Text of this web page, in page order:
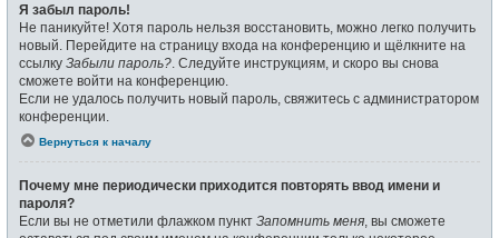
Я забыл пароль!
Не паникуйте! Хотя пароль нельзя восстановить, можно легко получить
новый. Перейдите на страницу входа на конференцию и щёлкните на
ссылку Забыли пароль? . Следуйте инструкциям, и скоро вы снова
сможете войти на конференцию.
Если не удалось получить новый пароль, свяжитесь с администратором
конференции.
Вернуться к началу
Почему мне периодически приходится повторять ввод имени и
пароля?
Если вы не отметили флажком пункт Запомнить меня , вы сможете